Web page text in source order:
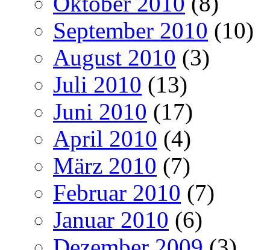
September 2010 (10)
August 2010 (3)
Juli 2010 (13)
Juni 2010 (17)
April 2010 (4)
März 2010 (7)
Februar 2010 (7)
Januar 2010 (6)